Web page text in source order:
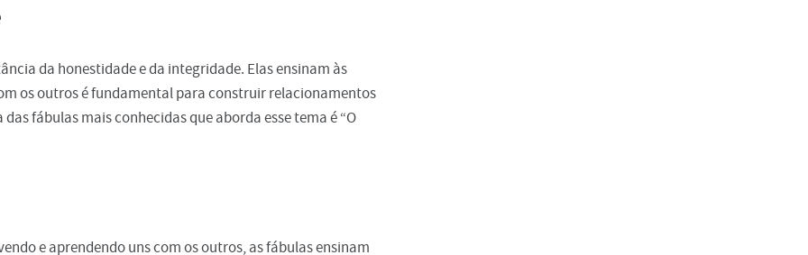
da honestidade e da integridade. Elas ensinam às
os outros é fundamental para construir relacionamentos
fábulas mais conhecidas que aborda esse tema é “O
e aprendendo uns com os outros, as fábulas ensinam